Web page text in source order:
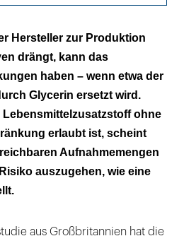
durch Slush-Eis
Hersteller zur Produktion
drängt, kann das
haben – wenn etwa der
Glycerin ersetzt wird.
Lebensmittelzusatzstoff ohne
erlaubt ist, scheint
Aufnahmemengen
auszugehen, wie eine
aus Großbritannien hat die